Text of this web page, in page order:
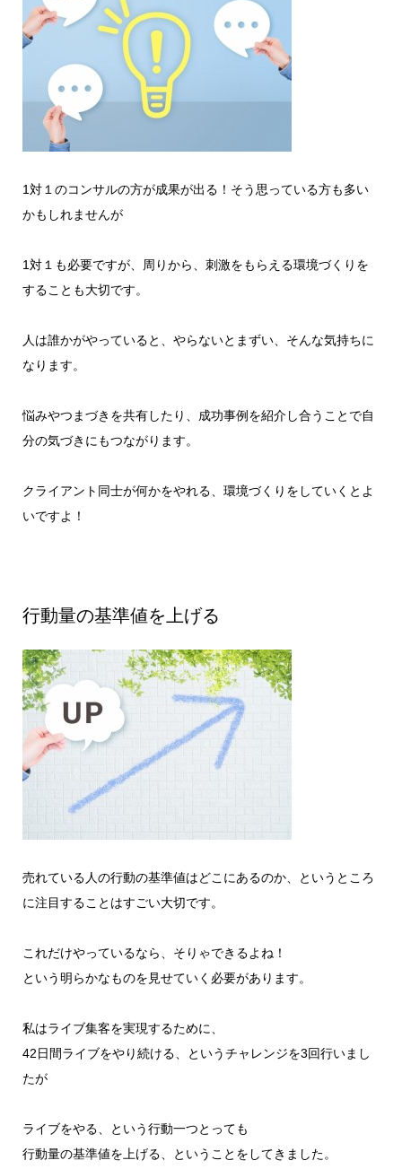
1対１のコンサルの方が成果が出る！そう思っている方も多い
かもしれませんが
1対１も必要ですが、周りから、刺激をもらえる環境づくりを
することも大切です。
人は誰かがやっていると、やらないとまずい、そんな気持ちに
なります。
悩みやつまづきを共有したり、成功事例を紹介し合うことで自
分の気づきにもつながります。
クライアント同士が何かをやれる、環境づくりをしていくとよ
いですよ！
行動量の基準値を上げる
売れている人の行動の基準値はどこにあるのか、というところ
に注目することはすごい大切です。
これだけやっているなら、そりゃできるよね！
という明らかなものを見せていく必要があります。
私はライブ集客を実現するために、
42日間ライブをやり続ける、というチャレンジを3回行いまし
たが
ライブをやる、という行動一つとっても
行動量の基準値を上げる、ということをしてきました。